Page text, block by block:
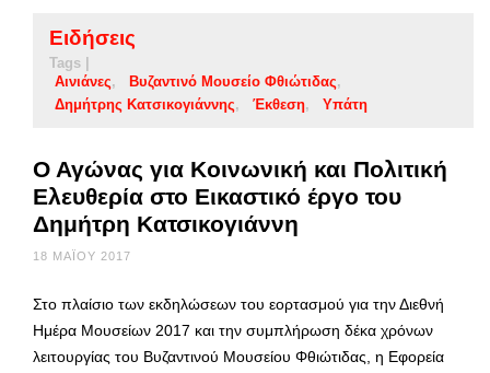
Ειδήσεις
Tags |
Αινιάνες
Βυζαντινό Μουσείο Φθιώτιδας
Δημήτρης Κατσικογιάννης
Έκθεση Υπάτη
Ο Αγώνας για Κοινωνική και Πολιτική
Ελευθερία στο Εικαστικό έργο του
Δημήτρη Κατσικογιάννη
18 ΜΑΪ́ΟΥ 2017
Στο πλαίσιο των εκδηλώσεων του εορτασμού για την Διεθνή
Ημέρα Μουσείων 2017 και την συμπλήρωση δέκα χρόνων
λειτουργίας του Βυζαντινού Μουσείου Φθιώτιδας, η Εφορεία